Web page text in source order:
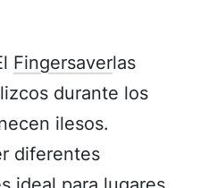
Fingersaverlas
durante los
ilesos.
diferentes